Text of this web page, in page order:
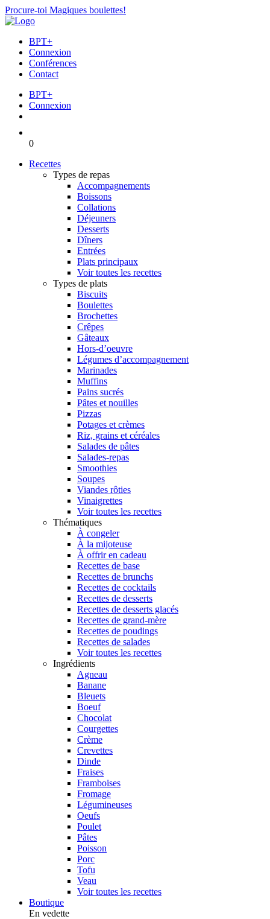
Procure-toi Magiques boulettes!
BPT+
Connexion
Conférences
Contact
BPT+
Connexion
0
Recettes
Types de repas
Accompagnements
Boissons
Collations
Déjeuners
Desserts
Dîners
Entrées
Plats principaux
Voir toutes les recettes
Types de plats
Biscuits
Boulettes
Brochettes
Crêpes
Gâteaux
Hors-d’oeuvre
Légumes d’accompagnement
Marinades
Muffins
Pains sucrés
Pâtes et nouilles
Pizzas
Potages et crèmes
Riz, grains et céréales
Salades de pâtes
Salades-repas
Smoothies
Soupes
Viandes rôties
Vinaigrettes
Voir toutes les recettes
Thématiques
À congeler
À la mijoteuse
À offrir en cadeau
Recettes de base
Recettes de brunchs
Recettes de cocktails
Recettes de desserts
Recettes de desserts glacés
Recettes de grand-mère
Recettes de poudings
Recettes de salades
Voir toutes les recettes
Ingrédients
Agneau
Banane
Bleuets
Boeuf
Chocolat
Courgettes
Crème
Crevettes
Dinde
Fraises
Framboises
Fromage
Légumineuses
Oeufs
Poulet
Pâtes
Poisson
Porc
Tofu
Veau
Voir toutes les recettes
Boutique
En vedette